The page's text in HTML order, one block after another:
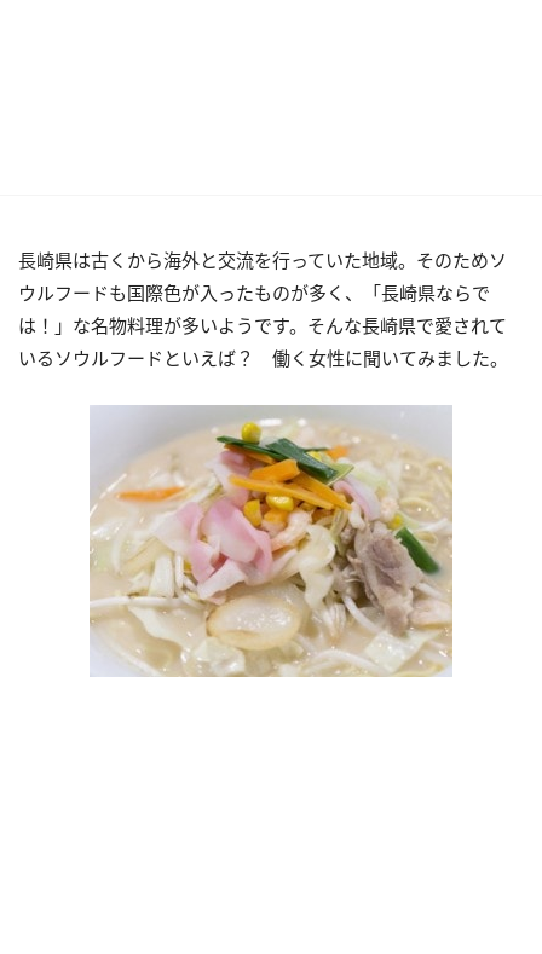
長崎県は古くから海外と交流を行っていた地域。そのためソ
ウルフードも国際色が入ったものが多く、「長崎県ならで
は！」な名物料理が多いようです。そんな長崎県で愛されて
いるソウルフードといえば？ 働く女性に聞いてみました。